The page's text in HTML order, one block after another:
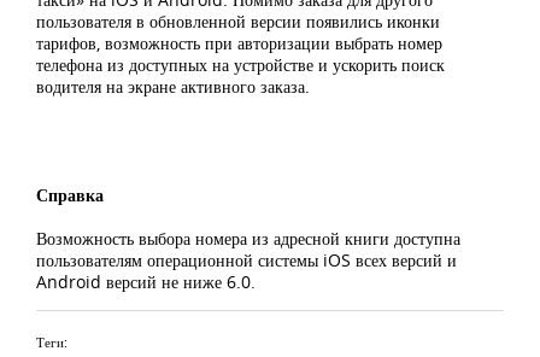
пользователя в обновленной версии появились иконки
тарифов, возможность при авторизации выбрать номер
телефона из доступных на устройстве и ускорить поиск
водителя на экране активного заказа.
Справка
Возможность выбора номера из адресной книги доступна
пользователям операционной системы iOS всех версий и
Android версий не ниже 6.0.
Теги: